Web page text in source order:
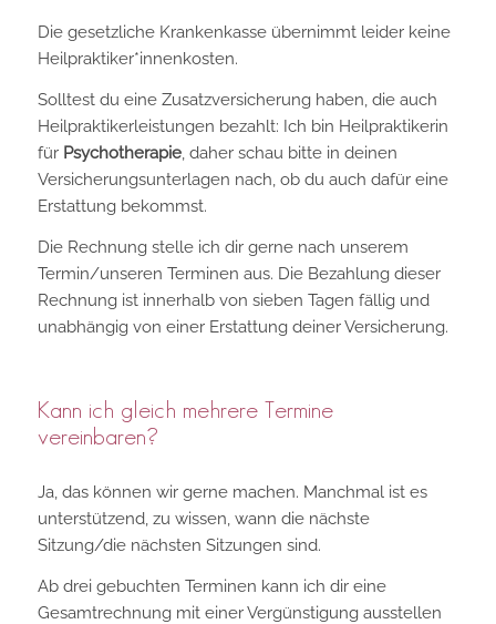
Die gesetzliche Krankenkasse übernimmt leider keine
Heilpraktiker*innenkosten.
Solltest du eine Zusatzversicherung haben, die auch
Heilpraktikerleistungen bezahlt: Ich bin Heilpraktikerin
für Psychotherapie, daher schau bitte in deinen
Versicherungsunterlagen nach, ob du auch dafür eine
Erstattung bekommst.
Die Rechnung stelle ich dir gerne nach unserem
Termin/unseren Terminen aus. Die Bezahlung dieser
Rechnung ist innerhalb von sieben Tagen fällig und
unabhängig von einer Erstattung deiner Versicherung.
Kann ich gleich mehrere Termine
vereinbaren?
Ja, das können wir gerne machen. Manchmal ist es
unterstützend, zu wissen, wann die nächste
Sitzung/die nächsten Sitzungen sind.
Ab drei gebuchten Terminen kann ich dir eine
Gesamtrechnung mit einer Vergünstigung ausstellen